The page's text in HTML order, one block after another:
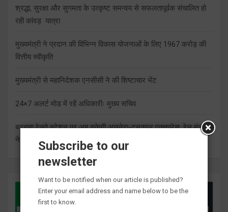
श्रद्धा, सुरक्षा और सुगमता के उत्कृष्ट समन्वय से सफलतापूर्वक संचालित हो
रही कांवड़ यात्रा
मुख्यमंत्री ने प्रदान की विभिन्न विकास योजनाओं के लिए 1967 करोड़ की
वित्तीय स्वीकृति
मुख्यमंत्री से महानिदेशक एनसीसी ने की शिष्टाचार भेंट
24×7 अलर्ट मोड में रहें अधिकारीः मुख्य सचिव
बनबसा रेलवे स्टेशन पर अब रुकेगी अछनेरा-टनकपुर एक्सप्रेस, रेल मंत्री
ने दी स्वीकृतिSubscribe to our
newsletter
Want to be notified when our article is published?
Enter your email address and name below to be the
first to know.